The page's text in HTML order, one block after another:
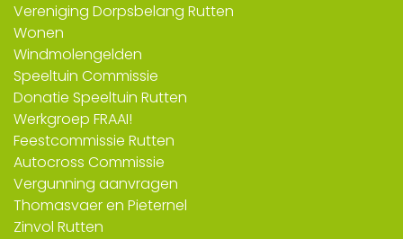
Vereniging Dorpsbelang Rutten
Wonen
Windmolengelden
Speeltuin Commissie
Donatie Speeltuin Rutten
Werkgroep FRAAI!
Feestcommissie Rutten
Autocross Commissie
Vergunning aanvragen
Thomasvaer en Pieternel
Zinvol Rutten